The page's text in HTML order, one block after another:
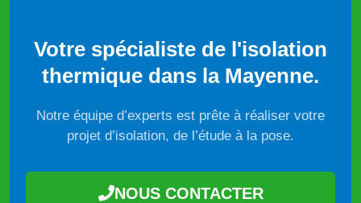
Votre spécialiste de l'isolation
thermique dans la Mayenne.
Notre équipe d’experts est prête à réaliser votre
projet d’isolation, de l’étude à la pose.
NOUS CONTACTER